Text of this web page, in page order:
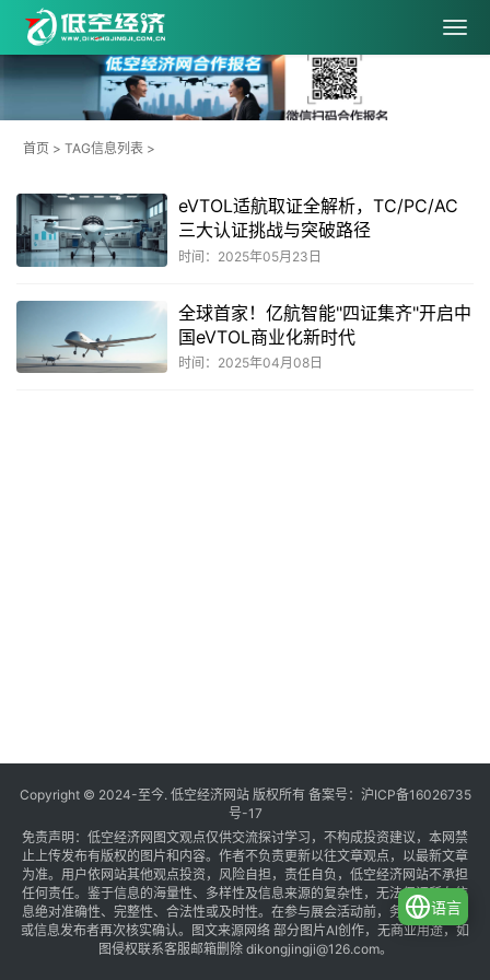
首页 > TAG信息列表 >
eVTOL适航取证全解析，TC/PC/AC
三大认证挑战与突破路径
时间：2025年05月23日
全球首家！亿航智能"四证集齐"开启中
国eVTOL商业化新时代
时间：2025年04月08日
Copyright © 2024-至今. 低空经济网站 版权所有 备案号： 沪ICP备16026735
号-17
免责声明：低空经济网图文观点仅供交流探讨学习，不构成投资建议，本网禁
止上传发布有版权的图片和内容。作者不负责更新以往文章观点，以最新文章
为准。用户依网站其他观点投资，风险自担，责任自负，低空经济网站不承担
任何责任。鉴于信息的海量性、多样性及信息来源的复杂性，无法保证所有信
息绝对准确性、完整性、合法性或及时性。在参与展会活动前，务必与组织方
或信息发布者再次核实确认。图文来源网络 部分图片AI创作，无商业用途，如
图侵权联系客服邮箱删除 dikongjingji@126.com。
语言